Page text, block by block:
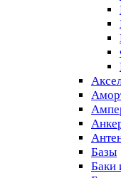
Базы
Баки